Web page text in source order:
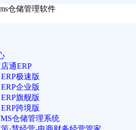
通ERP
极速版
企业版
旗舰版
跨境版
仓储管理系统